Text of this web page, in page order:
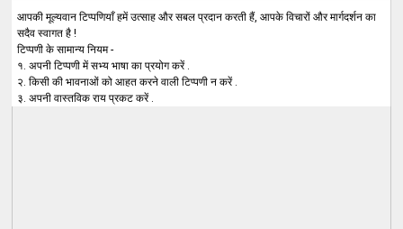
आपकी मूल्यवान टिप्पणियाँ हमें उत्साह और सबल प्रदान करती हैं, आपके विचारों और मार्गदर्शन का
सदैव स्वागत है !
टिप्पणी के सामान्य नियम -
१. अपनी टिप्पणी में सभ्य भाषा का प्रयोग करें .
२. किसी की भावनाओं को आहत करने वाली टिप्पणी न करें .
३. अपनी वास्तविक राय प्रकट करें .